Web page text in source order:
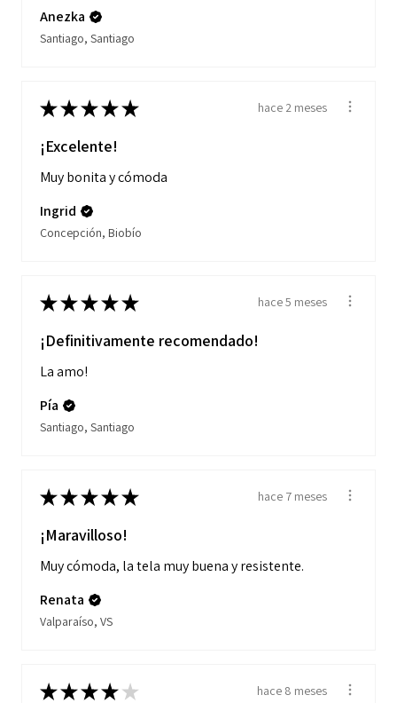
Anezka
Santiago, Santiago
★★★★★ hace 2 meses
¡Excelente!
Muy bonita y cómoda
Ingrid
Concepción, Biobío
★★★★★ hace 5 meses
¡Definitivamente recomendado!
La amo!
Pía
Santiago, Santiago
★★★★★ hace 7 meses
¡Maravilloso!
Muy cómoda, la tela muy buena y resistente.
Renata
Valparaíso, VS
★★★★ ★ hace 8 meses